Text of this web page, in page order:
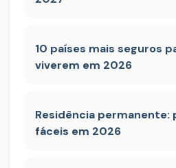
10 países mais seguros
viverem em 2026
Residência permanente:
fáceis em 2026